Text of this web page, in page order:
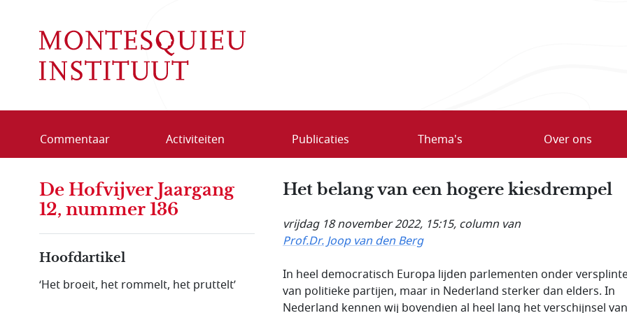
Commentaar Activiteiten Publicaties Thema's Over ons
Het belang van een hogere kiesdrempel
vrijdag 18 november 2022, 15:15, column van
Prof.Dr. Joop van den Berg
In heel democratisch Europa lijden parlementen onder
van politieke partijen, maar in Nederland sterker dan elders. In
Nederland kennen wij bovendien al heel lang het verschijnsel
De Hofvijver Jaargang
12, nummer 136
Hoofdartikel
‘Het broeit, het rommelt, het pruttelt’